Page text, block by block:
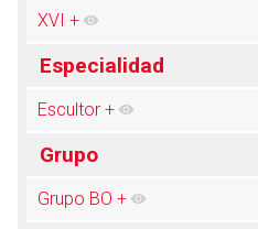
XVI +
Especialidad
Escultor +
Grupo
Grupo BO +